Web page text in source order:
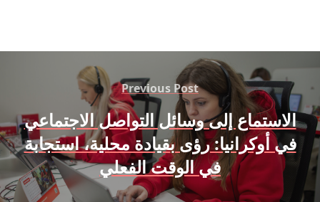
Previous Post
الاستماع إلى وسائل التواصل الاجتماعي
في أوكرانيا: رؤى بقيادة محلية، استجابة
في الوقت الفعلي